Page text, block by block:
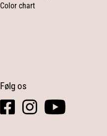
Color chart
Følg os
facebook
square
instagramyoutube